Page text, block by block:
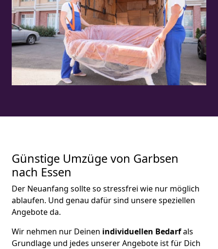
Günstige Umzüge von Garbsen
nach Essen
Der Neuanfang sollte so stressfrei wie nur möglich
ablaufen. Und genau dafür sind unsere speziellen
Angebote da.
Wir nehmen nur Deinen individuellen Bedarfals
Grundlage und jedes unserer Angebote ist für Dich